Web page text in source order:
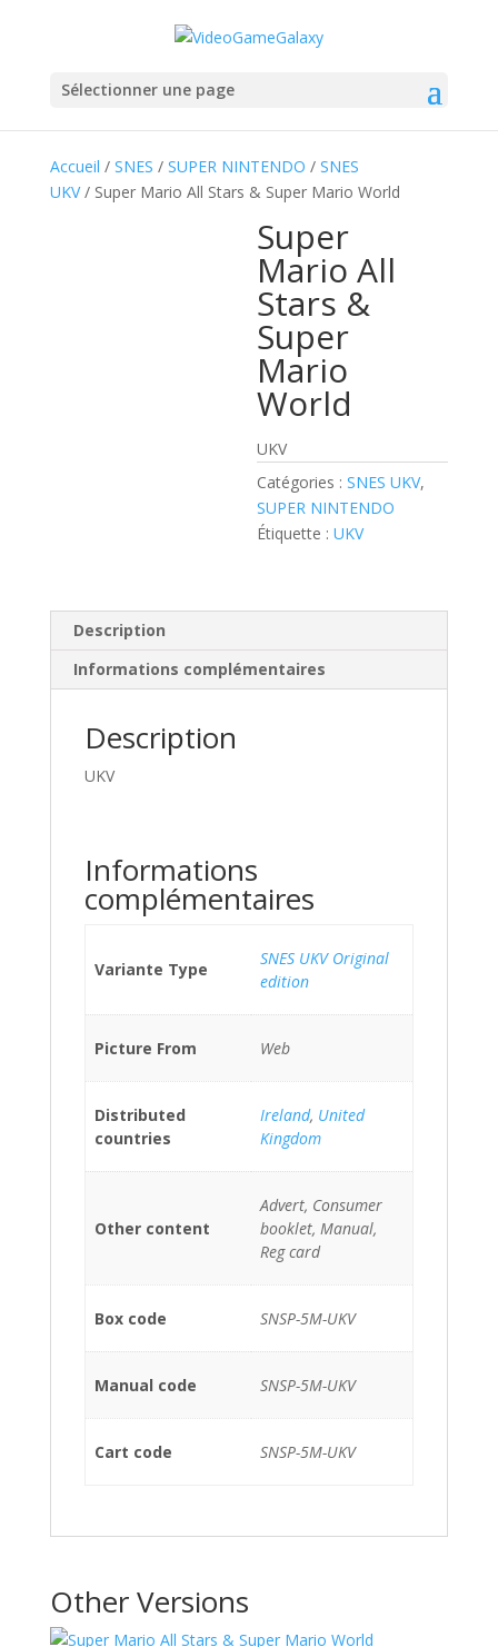
Sélectionner une page
Accueil / SNES / SUPER NINTENDO / SNES
UKV/ Super Mario All Stars & Super Mario World
Super
Mario All
Stars &
Super
Mario
World
UKV
Catégories :SNES UKV,
SUPER NINTENDO
Étiquette :UKV
Description
Informations complémentaires
Description
UKV
Informations
complémentaires
Variante Type
SNES UKV Original
edition
Picture From Web
Distributed
countries
Ireland, United
Kingdom
Other content
Advert, Consumer
booklet, Manual,
Reg card
Box code SNSP-5M-UKV
Manual code SNSP-5M-UKV
Cart code SNSP-5M-UKV
Other Versions